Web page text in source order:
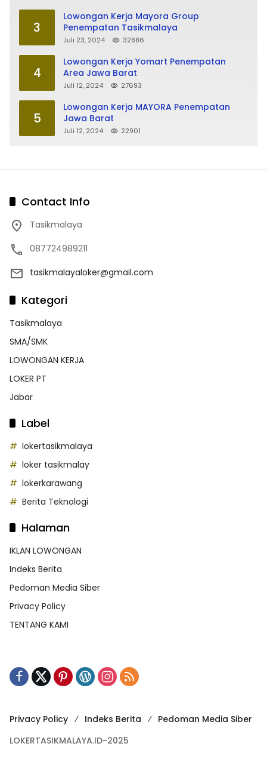
3
Lowongan Kerja Mayora Group
Penempatan Tasikmalaya
Juli 23, 2024 32886
4
Lowongan Kerja Yomart Penempatan
Area Jawa Barat
Juli 12, 2024 27693
5
Lowongan Kerja MAYORA Penempatan
Jawa Barat
Juli 12, 2024 22901
Contact Info
Tasikmalaya
087724989211
tasikmalayaloker@gmail.com
Kategori
Tasikmalaya
SMA/SMK
LOWONGAN KERJA
LOKER PT
Jabar
Label
lokertasikmalaya
loker tasikmalay
lokerkarawang
Berita Teknologi
Halaman
IKLAN LOWONGAN
Indeks Berita
Pedoman Media Siber
Privacy Policy
TENTANG KAMI
Privacy Policy Indeks Berita
Pedoman Media Siber
LOKERTASIKMALAYA.ID-2025